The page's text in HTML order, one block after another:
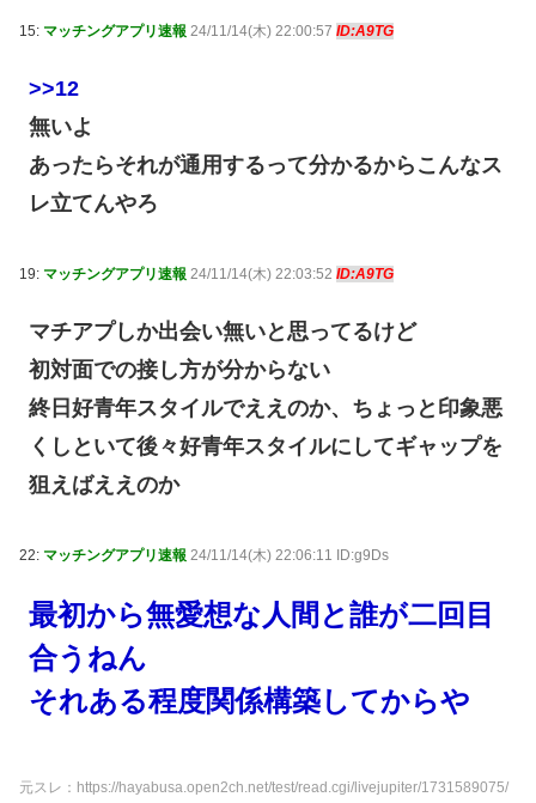
15: マッチングアプリ速報 24/11/14(木) 22:00:57 ID:A9TG
>>12
無いよ
あったらそれが通用するって分かるからこんなス
レ立てんやろ
19: マッチングアプリ速報 24/11/14(木) 22:03:52 ID:A9TG
マチアプしか出会い無いと思ってるけど
初対面での接し方が分からない
終日好青年スタイルでええのか、ちょっと印象悪
くしといて後々好青年スタイルにしてギャップを
狙えばええのか
22: マッチングアプリ速報 24/11/14(木) 22:06:11 ID:g9Ds
最初から無愛想な人間と誰が二回目
合うねん
それある程度関係構築してからや
元スレ：https://hayabusa.open2ch.net/test/read.cgi/livejupiter/1731589075/